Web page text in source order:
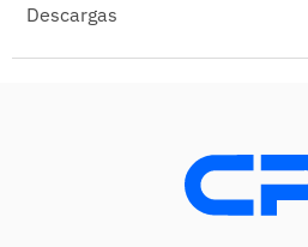
Descargas